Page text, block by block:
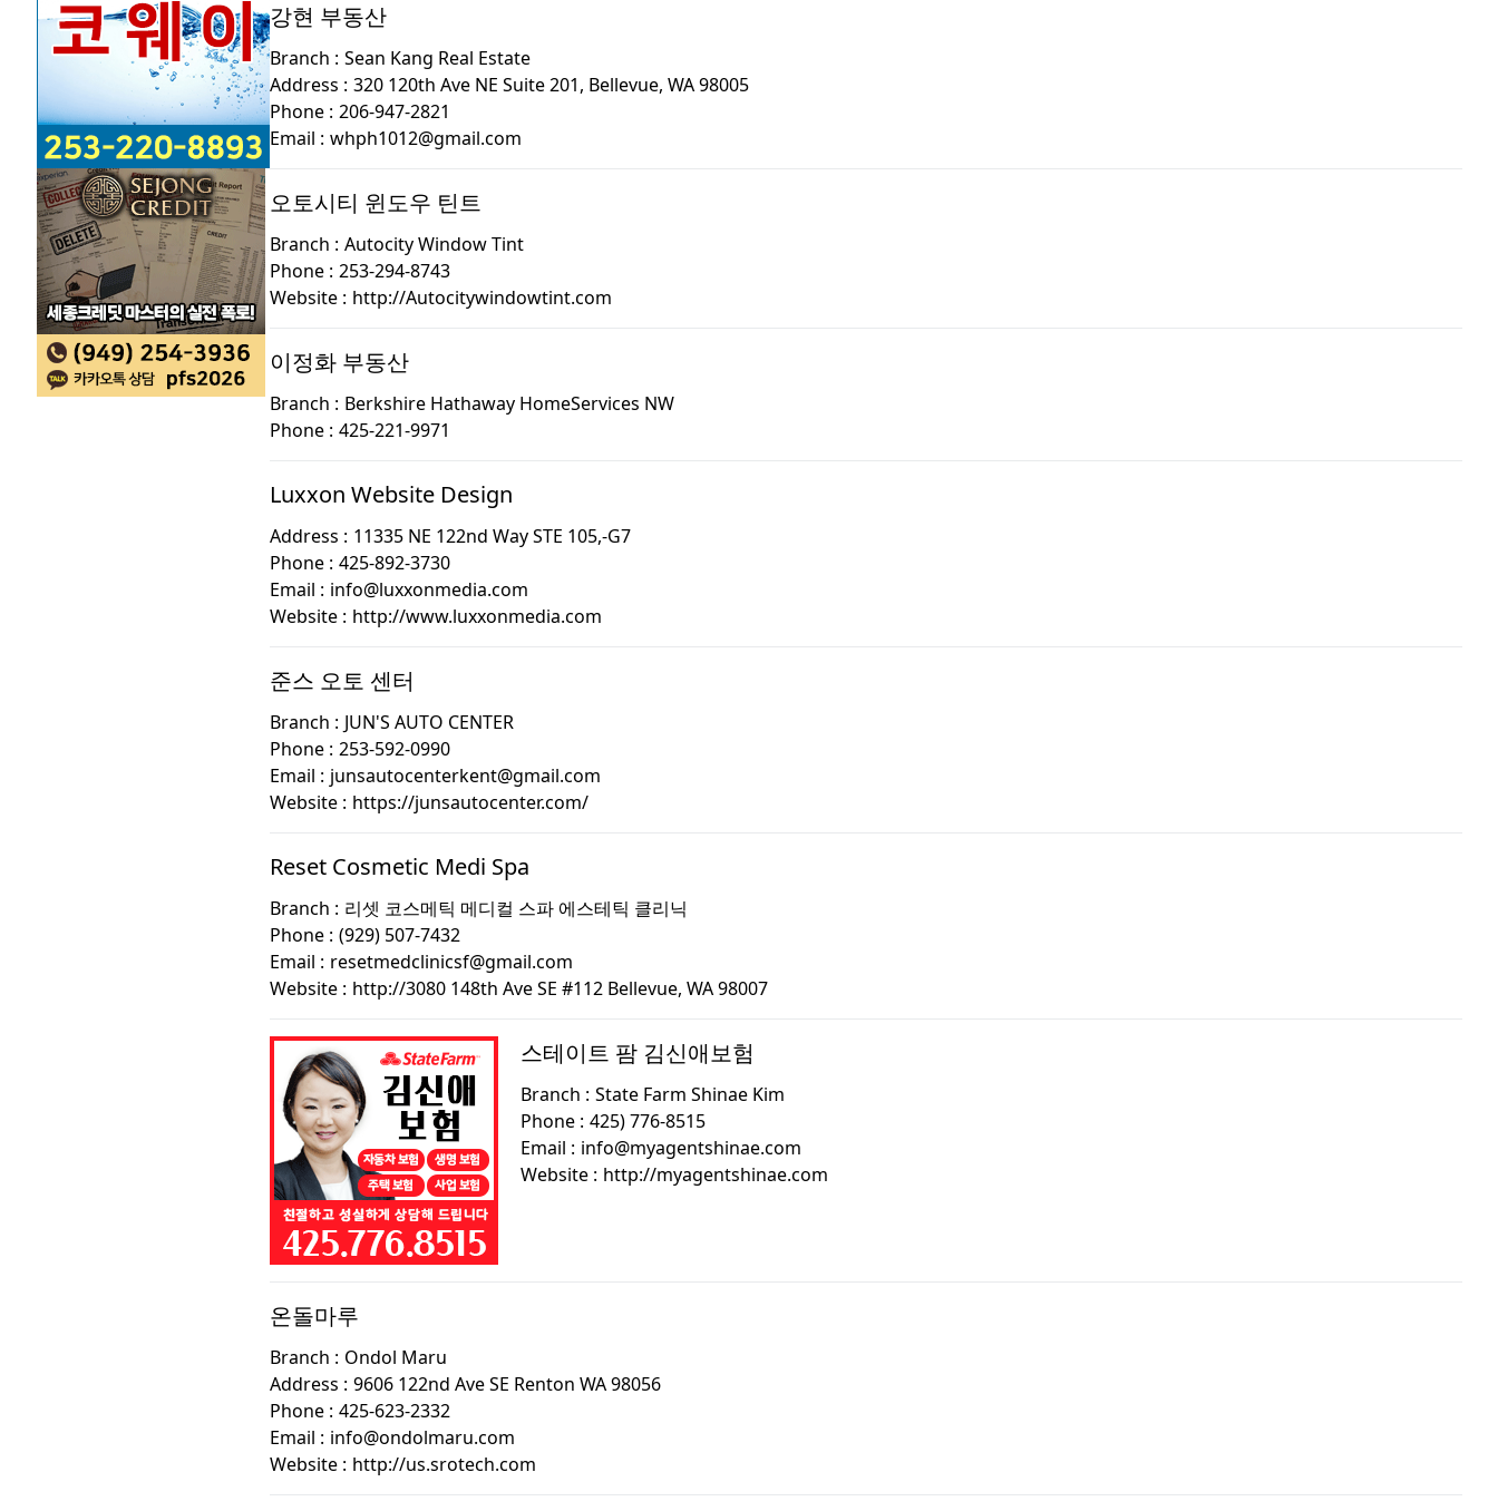
강현 부동산
Branch : Sean Kang Real Estate
Address : 320 120th Ave NE Suite 201, Bellevue, WA 98005
Phone : 206-947-2821
Email : whph1012@gmail.com
오토시티 윈도우 틴트
Branch : Autocity Window Tint
Phone : 253-294-8743
Website : http://Autocitywindowtint.com
이정화 부동산
Branch : Berkshire Hathaway HomeServices NW
Phone : 425-221-9971
Luxxon Website Design
Address : 11335 NE 122nd Way STE 105,-G7
Phone : 425-892-3730
Email : info@luxxonmedia.com
Website : http://www.luxxonmedia.com
준스 오토 센터
Branch : JUN'S AUTO CENTER
Phone : 253-592-0990
Email : junsautocenterkent@gmail.com
Website : https://junsautocenter.com/
Reset Cosmetic Medi Spa
Branch : 리셋 코스메틱 메디컬 스파 에스테틱 클리닉
Phone : (929) 507-7432
Email : resetmedclinicsf@gmail.com
Website : http://3080 148th Ave SE #112 Bellevue, WA 98007
스테이트 팜 김신애보험
Branch : State Farm Shinae Kim
Phone : 425) 776-8515
Email : info@myagentshinae.com
Website : http://myagentshinae.com
온돌마루
Branch : Ondol Maru
Address : 9606 122nd Ave SE Renton WA 98056
Phone : 425-623-2332
Email : info@ondolmaru.com
Website : http://us.srotech.com